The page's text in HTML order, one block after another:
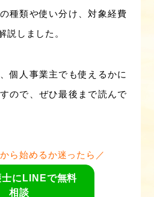
種類や使い分け、対象経費
説しました。
個人事業主でも使えるかに
ので、ぜひ最後まで読んで
ら始めるか迷ったら／
士にLINEで無料
相談